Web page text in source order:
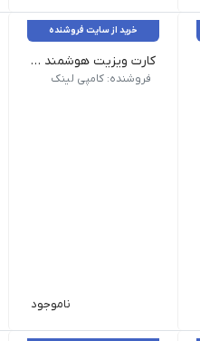
خرید از سایت فروشنده
کارت ویزیت هوشمند QR _ لمینت کتان امباس طلاکوب جنس: گلاسه 300 گرم کُره‌ای
فروشنده: کامپی لینک
ناموجود